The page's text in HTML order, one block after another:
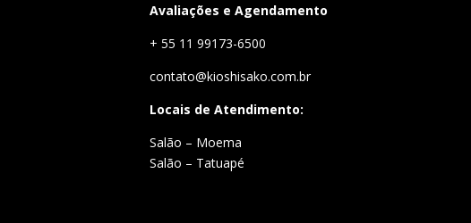
Avaliações e Agendamento
+ 55 11 99173-6500
contato@kioshisako.com.br
Locais de Atendimento:
Salão – Moema
Salão – Tatuapé